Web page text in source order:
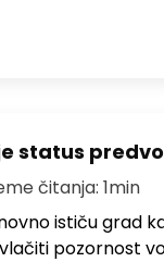
status
čitanja: 1min
ističu grad
pozornost